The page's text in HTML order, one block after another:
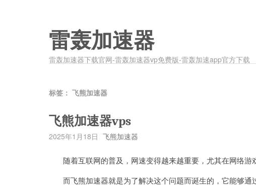
雷轰加速器
雷轰加速器下载官网-雷轰加速器vp免费版-雷轰加速app官方下载
标签： 飞熊加速器
飞熊加速器vps
2025年1月18日 飞熊加速器
随着互联网的普及，网速变得越来越重要，尤其在网络游
而飞熊加速器就是为了解决这个问题而诞生的，它能够通